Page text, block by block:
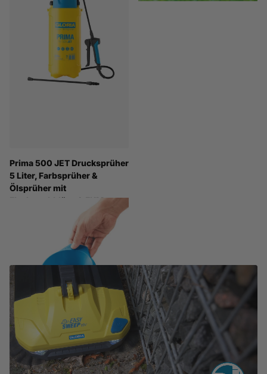
Prima 500 JET Drucksprüher
5 Liter, Farbsprüher &
Ölsprüher mit
Flachstrahldüse & FKM-
Dichtungen für sprühfähige